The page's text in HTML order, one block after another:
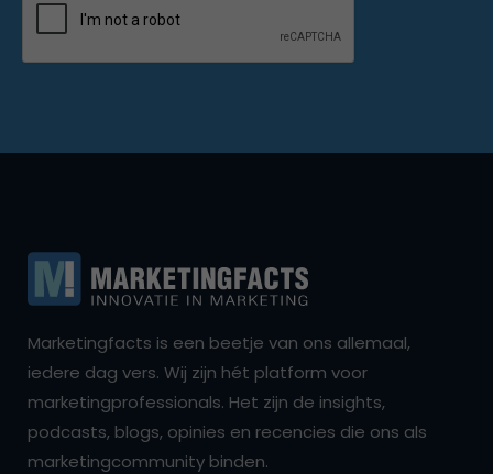
Marketingfacts is een beetje van ons allemaal,
iedere dag vers. Wij zijn hét platform voor
marketingprofessionals. Het zijn de insights,
podcasts, blogs, opinies en recencies die ons als
marketingcommunity binden.